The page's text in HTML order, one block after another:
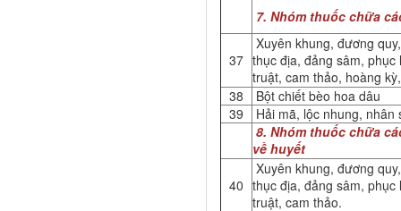
7. Nhóm thuốc chữa
37
Xuyên khung, đương
thục địa, đảng sâm, phục
truật, cam thảo, hoàng
38
Bột chiết bèo hoa dâu
39
Hải mã, lộc nhung, nhân
8. Nhóm thuốc chữa
về huyết
40
Xuyên khung, đương
thục địa, đảng sâm, phục
truật, cam thảo.